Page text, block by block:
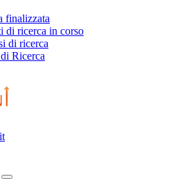
finalizzata
di ricerca in corso
di ricerca
Ricerca